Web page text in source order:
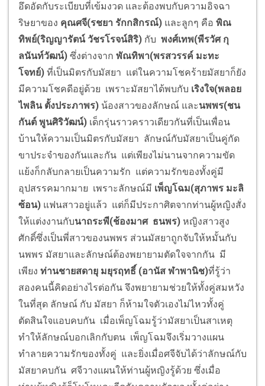
อึดอัดกับระเบียบที่เข้มงวด และต้องพบกับความอิจฉา
ริษยาของ คุณศจี(รชยา รักกสิกรณ์) และลูกๆ คือ พิณ
ทิพย์(ริญญารัตน์ วัชรโรจน์สิริ) กับ พงศ์เทพ(พีรวัศ กุ
ลนันท์วัฒน์) ซึ่งต่างจาก พัณทิพา(พรสวรรค์ มะทะ
โจทย์) ที่เป็นมิตรกับมัสยา แต่ในความโชคร้ายมัสยาก็ยัง
มีความโชคดีอยู่ด้วย เพราะมัสยาได้พบกับ เริงใจ(พลอย
ไพลิน ตั้งประภาพร) น้องสาวของลักษณ์ และนพพร(ชน
กันต์ พูนศิริวัฒน์) เด็กรุ่นราวคราวเดียวกันที่เป็นเพื่อน
บ้านให้ความเป็นมิตรกับมัสยา ลักษณ์กับมัสยาเป็นคู่กัด
ขาประจำของกันและกัน แต่เพียงไม่นานจากความขัด
แย้งก็กลับกลายเป็นความรัก แต่ความรักของทั้งคู่มี
อุปสรรคมากมาย เพราะลักษณ์มี เพ็ญโฉม(สุภาพร มะลิ
ซ้อน) แฟนสาวอยู่แล้ว แต่ก็มีประกาศิตจากท่านผู้หญิงสั่ง
ให้แต่งงานกับนาถระพี(ช้องมาศ ธนพร) หญิงสาวสูง
ศักดิ์ซึ่งเป็นพี่สาวของนพพร ส่วนมัสยาถูกจับให้หมั้นกับ
นพพร มัสยาและลักษณ์ต้องพยายามตัดใจจากกัน มี
เพียง ท่านชายสดายุ มยุรฤทธิ์ (อานัส ฬาพานิช)ที่รู้ว่า
สองคนนี้คิดอย่างไรต่อกัน จึงพยายามช่วยให้ทั้งคู่สมหวัง
ในที่สุด ลักษณ์ กับ มัสยา ก็ห้ามใจตัวเองไม่ไหวทั้งคู่
ตัดสินใจแอบคบกัน เมื่อเพ็ญโฉมรู้ว่ามัสยาเป็นสาเหตุ
ทำให้ลักษณ์บอกเลิกกับตน เพ็ญโฉมจึงเริ่มวางแผน
ทำลายความรักของทั้งคู่ และยิ่งเมื่อศจีจับได้ว่าลักษณ์กับ
มัสยาคบกัน ศจีวางแผนให้ท่านผู้หญิงรู้ด้วย ซึ่งเมื่อ